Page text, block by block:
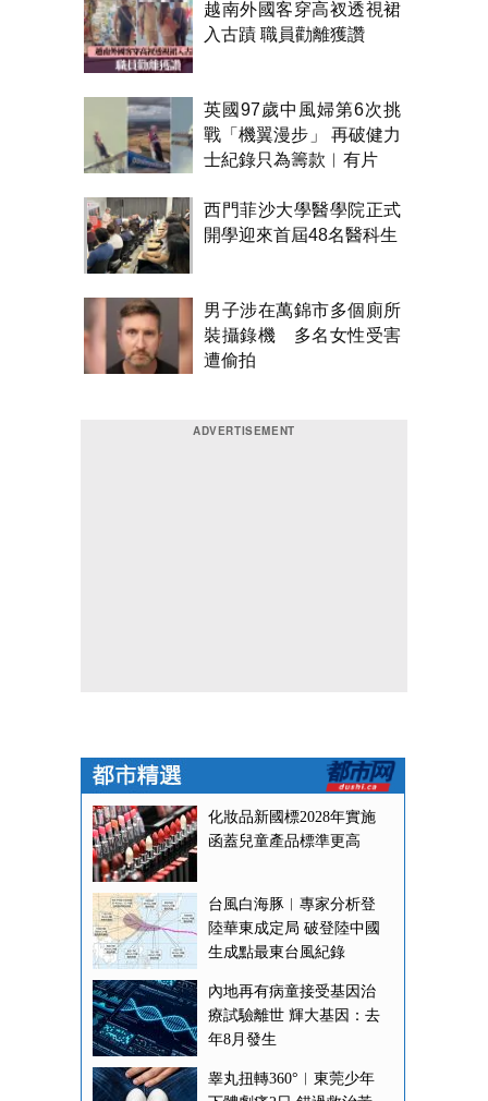
越南外國客穿高衩透視裙
入古蹟 職員勸離獲讚
英國97歲中風婦第6次挑
戰「機翼漫步」 再破健力
士紀錄只為籌款︱有片
西門菲沙大學醫學院正式
開學迎來首屆48名醫科生
男子涉在萬錦市多個廁所
裝攝錄機 多名女性受害
遭偷拍